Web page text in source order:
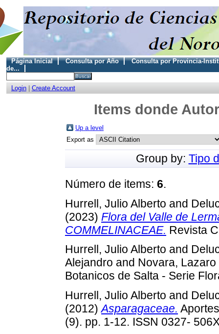
Página Inicial Consulta por Año
Consulta por Provincia-
de...
Login| Create Account
Items donde
Up a level
Export as
Group by: Tipo
Número de items: 6.
Hurrell, Julio Alberto and
(2023) Flora del Valle de
COMMELINACEAE. Revista
Hurrell, Julio Alberto and
Alejandro and Novara, Lazaro
Botanicos de Salta - Serie
Hurrell, Julio Alberto and
(2012)Asparagaceae.
(9). pp. 1-12. ISSN 0327-